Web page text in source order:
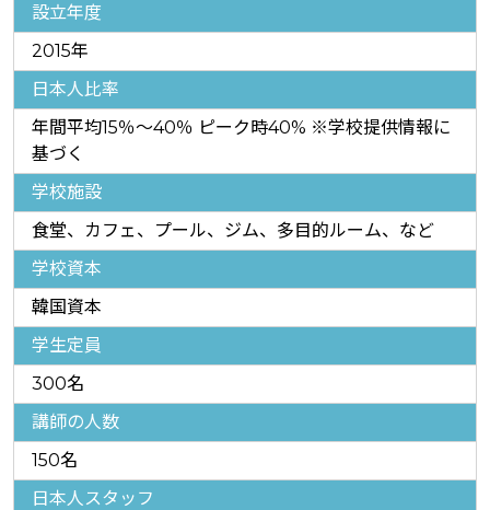
設立年度
2015年
日本人比率
年間平均15％～40％ ピーク時40% ※学校提供情報に
基づく
学校施設
食堂、カフェ、プール、ジム、多目的ルーム、など
学校資本
韓国資本
学生定員
300名
講師の人数
150名
日本人スタッフ